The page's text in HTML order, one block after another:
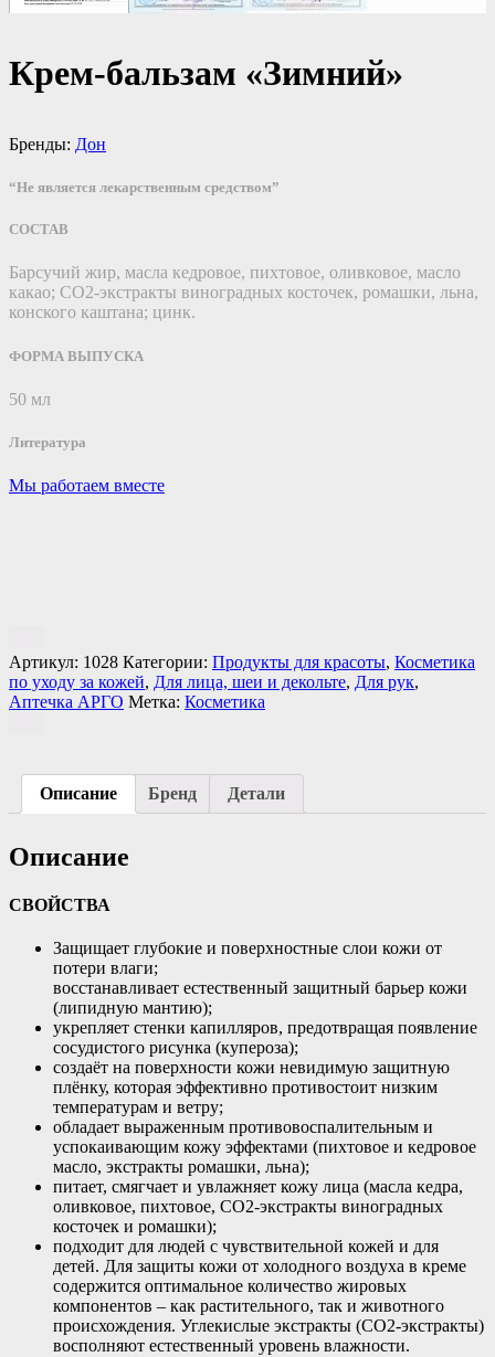
Крем-бальзам «Зимний»
Бренды: Дон
“Не является лекарственным средством”
СОСТАВ
Барсучий жир, масла кедровое, пихтовое, оливковое, масло
какао; СО2-экстракты виноградных косточек, ромашки, льна,
конского каштана; цинк.
ФОРМА ВЫПУСКА
50 мл
Литература
Мы работаем вместе
Артикул: 1028 Категории: Продукты для красоты, Косметика
по уходу за кожей, Для лица, шеи и декольте, Для рук,
Аптечка АРГО Метка: Косметика
Описание Бренд Детали
Описание
СВОЙСТВА
Защищает глубокие и поверхностные слои кожи от
потери влаги;
восстанавливает естественный защитный барьер кожи
(липидную мантию);
укрепляет стенки капилляров, предотвращая появление
сосудистого рисунка (купероза);
создаёт на поверхности кожи невидимую защитную
плёнку, которая эффективно противостоит низким
температурам и ветру;
обладает выраженным противовоспалительным и
успокаивающим кожу эффектами (пихтовое и кедровое
масло, экстракты ромашки, льна);
питает, смягчает и увлажняет кожу лица (масла кедра,
оливковое, пихтовое, СО2-экстракты виноградных
косточек и ромашки);
подходит для людей с чувствительной кожей и для
детей. Для защиты кожи от холодного воздуха в креме
содержится оптимальное количество жировых
компонентов – как растительного, так и животного
происхождения. Углекислые экстракты (СО2-экстракты)
восполняют естественный уровень влажности.